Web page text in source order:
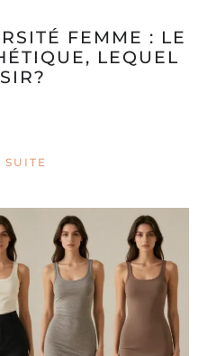
FEMME : LE
LEQUEL
SUITE